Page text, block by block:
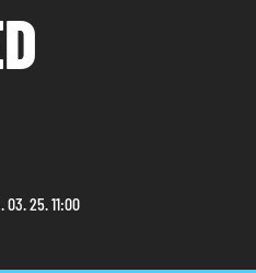
03. 25. 11:00